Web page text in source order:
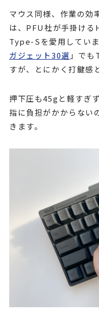
マウス同様、作業の効
は、PFU社が手掛け
Type-Sを愛用してい
ガジェット30選 」で
すが、とにかく打鍵感
押下圧も45gと軽すぎ
指に負担がかからない
きます。